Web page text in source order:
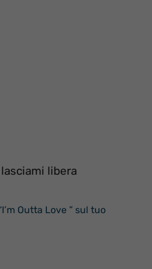
libera
Outta Love ” sul tuo